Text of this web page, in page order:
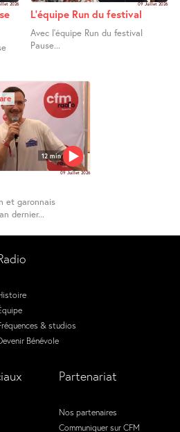
2026 09 Juillet 2026
L’équipe Run du festival
Avec l’équipe Run du festival
Pause...
12 min
09 Juillet 2026
et garonnais
dernier...
& studios
Bénévole
Partenariat
Nos partenaires
Communiquer sur CFM